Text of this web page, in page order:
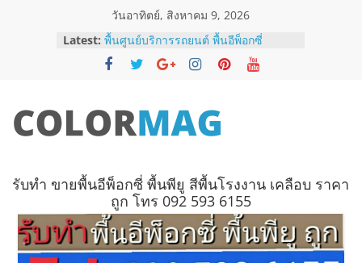
วันอาทิตย์, สิงหาคม 9, 2026
Latest: พื้นศูนย์บริการรถยนต์ พื้นอีพ็อกซี่
1
พื้นอีพ็อกซี่และพื้น Epoxy Self-Leveling
6155
พื้นโรงงานอุตสาหกรรม
สี
พื้น
โรงงาน
รับทำ ขายพื้นอีพ็อกซี่ พื้นพียู สีพื้นโรงงาน เคลือบ ราคา
ถูก โทร 092 593 6155